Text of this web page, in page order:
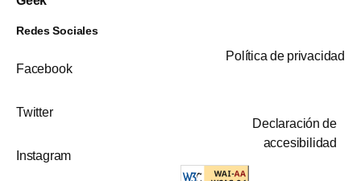
Redes Sociales
Facebook
Twitter
Instagram
Política de privacidad
Declaración de
accesibilidad